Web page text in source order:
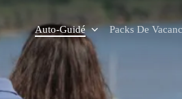
Auto-Guidé Packs De